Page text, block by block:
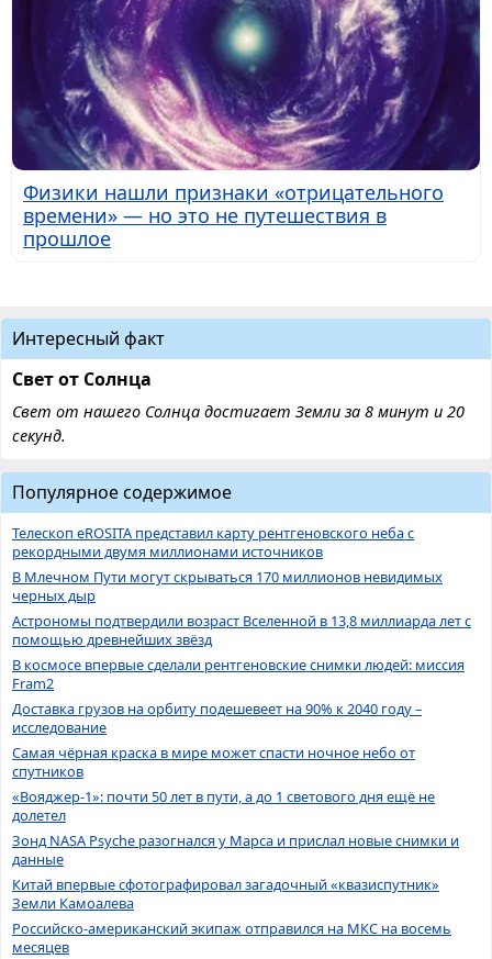
Физики нашли признаки «отрицательного
времени» — но это не путешествия в
прошлое
Интересный факт
Свет от Солнца
Свет от нашего Солнца достигает Земли за 8 минут и 20
секунд.
Популярное содержимое
Телескоп eROSITA представил карту рентгеновского неба с
рекордными двумя миллионами источников
В Млечном Пути могут скрываться 170 миллионов невидимых
черных дыр
Астрономы подтвердили возраст Вселенной в 13,8 миллиарда лет с
помощью древнейших звёзд
В космосе впервые сделали рентгеновские снимки людей: миссия
Fram2
Доставка грузов на орбиту подешевеет на 90% к 2040 году –
исследование
Самая чёрная краска в мире может спасти ночное небо от
спутников
«Вояджер-1»: почти 50 лет в пути, а до 1 светового дня ещё не
долетел
Зонд NASA Psyche разогнался у Марса и прислал новые снимки и
данные
Китай впервые сфотографировал загадочный «квазиспутник»
Земли Камоалева
Российско-американский экипаж отправился на МКС на восемь
месяцев